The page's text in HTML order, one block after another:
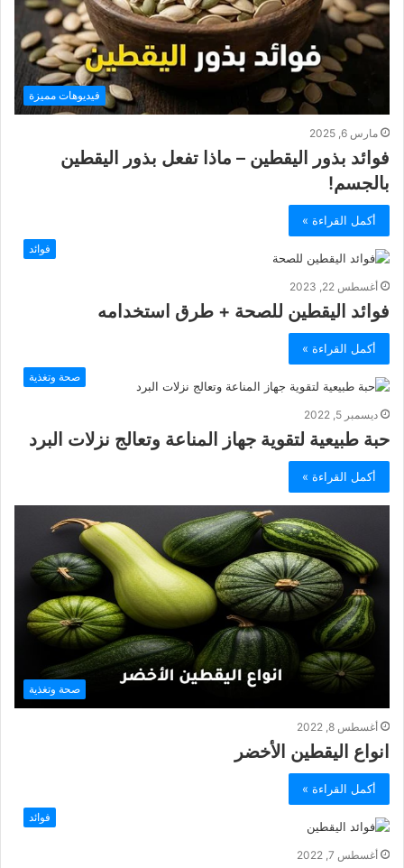
فيديوهات مميزة
مارس 6, 2025
فوائد بذور اليقطين – ماذا تفعل بذور اليقطين
بالجسم!
أكمل القراءة »
فوائد
أغسطس 22, 2023
فوائد اليقطين للصحة + طرق استخدامه
أكمل القراءة »
صحة وتغذية
ديسمبر 5, 2022
حبة طبيعية لتقوية جهاز المناعة وتعالج نزلات البرد
أكمل القراءة »
صحة وتغذية
أغسطس 8, 2022
انواع اليقطين الأخضر
أكمل القراءة »
فوائد
أغسطس 7, 2022